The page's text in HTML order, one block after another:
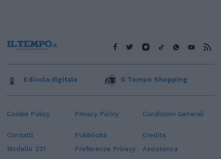
Cookie Policy Privacy Policy Condizioni Generali
Contatti Pubblicità
Credits
Modello 231
Preferenze Privacy Assistenza
Edicola digitale Il Tempo Shopping